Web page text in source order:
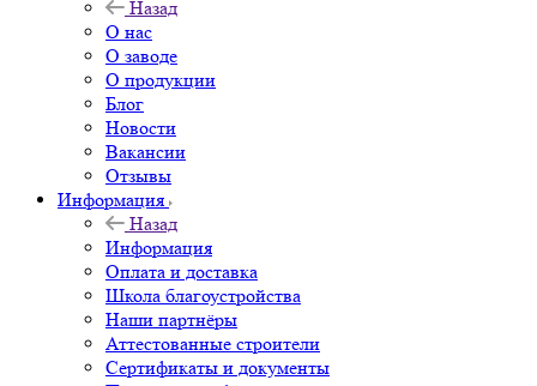
Назад
О нас
О заводе
О продукции
Блог
Новости
Вакансии
Отзывы
Информация
Назад
Информация
Оплата и доставка
Школа благоустройства
Наши партнёры
Аттестованные строители
Сертификаты и документы